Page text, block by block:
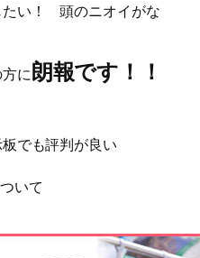
たい！ 頭のニオイがな
に朗報です！！
でも評判が良い
いて